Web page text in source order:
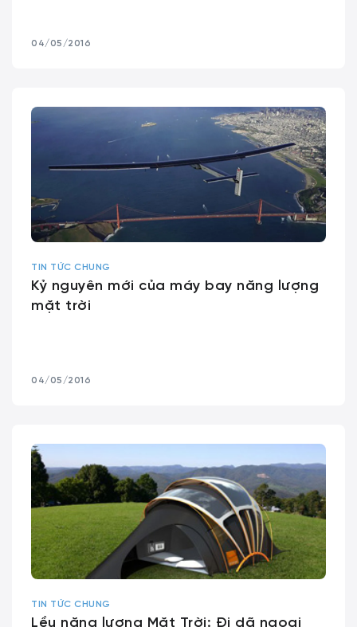
04/05/2016
TIN TỨC CHUNG
Kỷ nguyên mới của máy bay năng lượng
mặt trời
04/05/2016
TIN TỨC CHUNG
Lều năng lượng Mặt Trời: Đi dã ngoại